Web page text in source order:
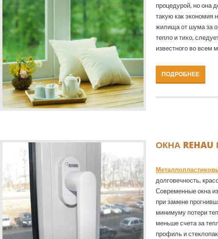
процедурой, но она
такую как экономия
жилища от шума за
тепло и тихо,
известного во всем
ПОДРОБНЕЕ
ОКНА
долговечность,
Современные окна
при замене
минимуму потери
меньше счета за
профиль и